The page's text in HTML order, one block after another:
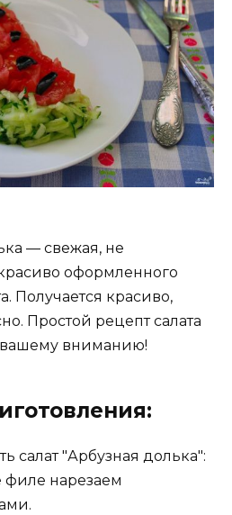
— свежая, не
оформленного
Получается красиво,
Простой рецепт салата
вниманию!
салат "Арбузная долька":
филе нарезаем